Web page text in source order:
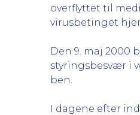
overflyttet til
virusbetinget
Den 9. maj 2000
styringsbesvær i
ben.
I dagene efter